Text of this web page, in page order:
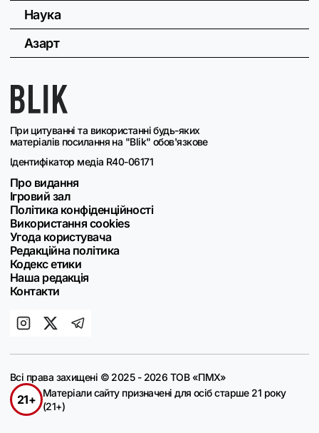
При цитуванні та використанні будь-яких
матеріалів посилання на "Blik" обов'язкове
Ідентифікатор медіа R40-06171
Про видання
Ігровий зал
Політика конфіденційності
Використання cookies
Угода користувача
Редакційна політика
Кодекс етики
Наша редакція
Контакти
Наука
Азарт
Всі права захищені © 2025 - 2026 ТОВ «ПМХ»
21+
Матеріали сайту призначені для осіб старше 21 року
(21+)